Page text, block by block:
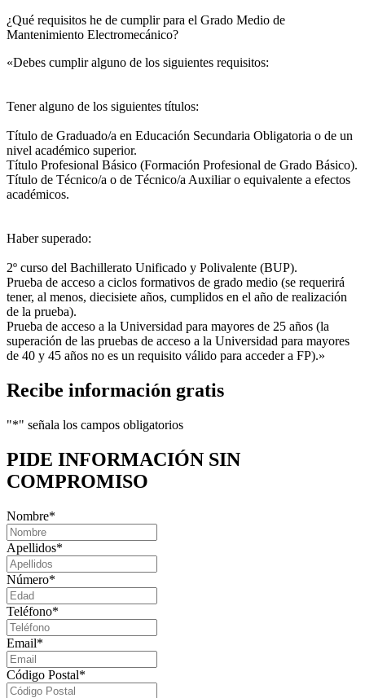
¿Qué requisitos he de cumplir para el Grado Medio de
Mantenimiento Electromecánico?
«Debes cumplir alguno de los siguientes requisitos:
Tener alguno de los siguientes títulos:
Título de Graduado/a en Educación Secundaria Obligatoria o de un
nivel académico superior.
Título Profesional Básico (Formación Profesional de Grado Básico).
Título de Técnico/a o de Técnico/a Auxiliar o equivalente a efectos
académicos.
Haber superado:
2º curso del Bachillerato Unificado y Polivalente (BUP).
Prueba de acceso a ciclos formativos de grado medio (se requerirá
tener, al menos, diecisiete años, cumplidos en el año de realización
de la prueba).
Prueba de acceso a la Universidad para mayores de 25 años (la
superación de las pruebas de acceso a la Universidad para mayores
de 40 y 45 años no es un requisito válido para acceder a FP).»
Recibe información gratis
"*" señala los campos obligatorios
PIDE INFORMACIÓN SIN
COMPROMISO
Nombre*
Apellidos*
Número*
Teléfono*
Email*
Código Postal*